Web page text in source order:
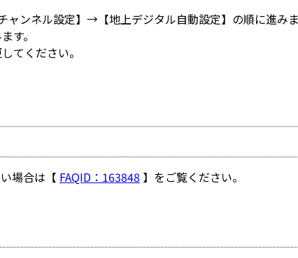
ャンネル設定】→【地上デジタル自動設定】の順に進
す。
てください。
場合は【 FAQID：163848 】をご覧ください。